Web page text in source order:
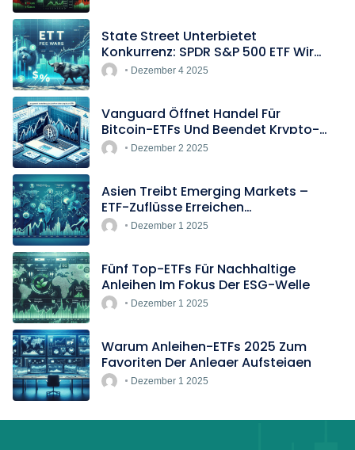
State Street Unterbietet
Konkurrenz: SPDR S&P 500 ETF Wird
Europas Günstigster Indextracker
Dezember 4 2025
Vanguard Öffnet Handel Für
Bitcoin-ETFs Und Beendet Krypto-
BlockadeDezember 2 2025
Asien Treibt Emerging Markets –
ETF-Zuflüsse Erreichen
Rekordtempo
Dezember 1 2025
Fünf Top-ETFs Für Nachhaltige
Anleihen Im Fokus Der ESG-Welle
Dezember 1 2025
Warum Anleihen-ETFs 2025 Zum
Favoriten Der Anleger Aufsteigen
Dezember 1 2025